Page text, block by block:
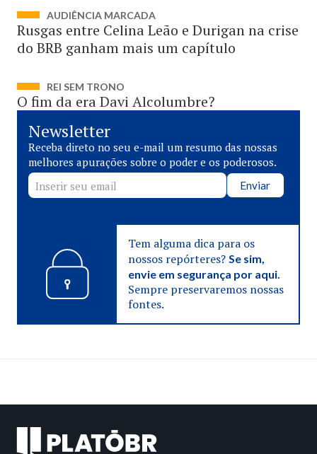
AUDIÊNCIA MARCADA
Rusgas entre Celina Leão e Durigan na crise
do BRB ganham mais um capítulo
REI SEM TRONO
O fim da era Davi Alcolumbre?
Newsletter
Receba direto no seu e-mail um resumo das nossas
melhores apurações sobre o poder e os poderosos.
Enviar
Tem alguma dica para os
nossos repórteres? Se sim,
envie em segurança por aqui.
Sempre preservaremos nossas
fontes.